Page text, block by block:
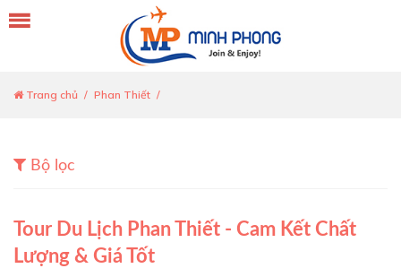
Trang chủ Phan Thiết
Bộ lọc
Tour Du Lịch Phan Thiết - Cam Kết Chất
Lượng & Giá Tốt